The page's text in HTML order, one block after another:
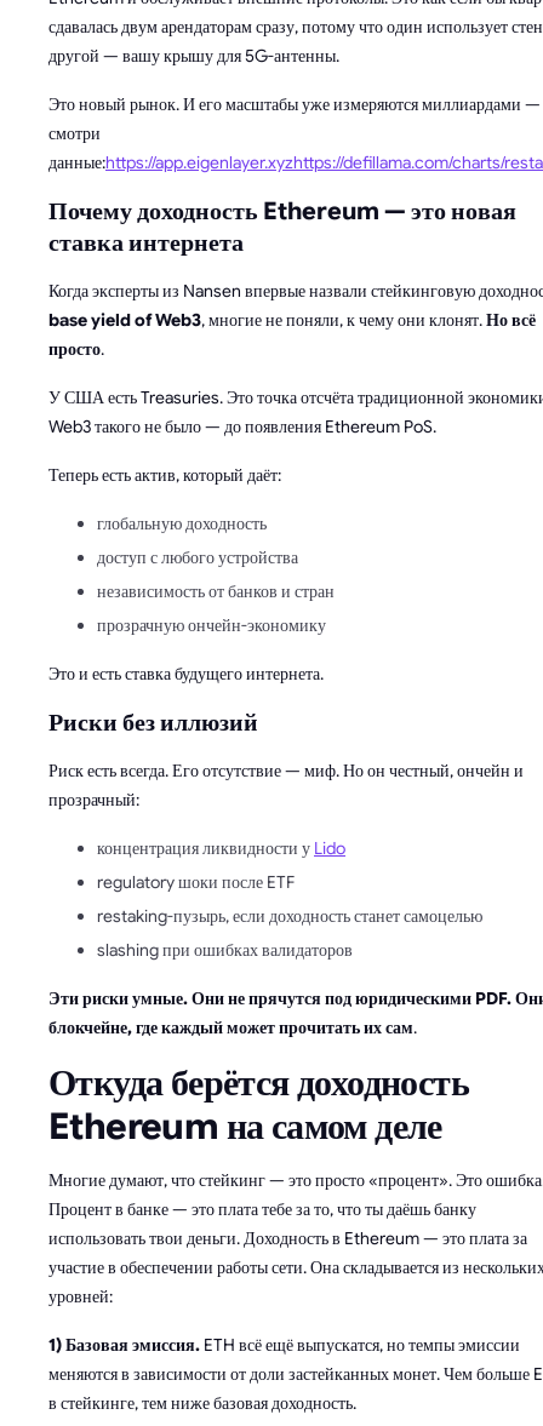
сдавалась двум арендаторам сразу, потому что один использует
другой — вашу крышу для 5G-антенны.
Это новый рынок. И его масштабы уже измеряются миллиардами —
смотри
данные:https://app.eigenlayer.xyzhttps://defillama.com/charts/
Почему доходность Ethereum — это новая
ставка интернета
Когда эксперты из Nansen впервые назвали стейкинговую
base yield of Web3, многие не поняли, к чему они клонят.Но всё
просто.
У США есть Treasuries. Это точка отсчёта традиционной
Web3 такого не было — до появления Ethereum PoS.
Теперь есть актив, который даёт:
глобальную доходность
доступ с любого устройства
независимость от банков и стран
прозрачную ончейн-экономику
Это и есть ставка будущего интернета.
Риски без иллюзий
Риск есть всегда. Его отсутствие — миф. Но он честный, ончейн и
прозрачный:
концентрация ликвидности у Lido
regulatory шоки после ETF
restaking-пузырь, если доходность станет самоцелью
slashing при ошибках валидаторов
Эти риски умные. Они не прячутся под юридическими PDF.
блокчейне, где каждый может прочитать их сам.
Откуда берётся доходность
Ethereum на самом деле
Многие думают, что стейкинг — это просто «процент». Это
Процент в банке — это плата тебе за то, что ты даёшь банку
использовать твои деньги. Доходность в Ethereum — это плата за
участие в обеспечении работы сети. Она складывается из
уровней:
1) Базовая эмиссия. ETH всё ещё выпускатся, но темпы эмиссии
меняются в зависимости от доли застейканных монет. Чем больше
в стейкинге, тем ниже базовая доходность.